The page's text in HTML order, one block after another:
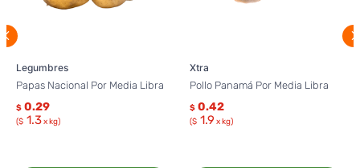
Legumbres
Papas Nacional Por Media Libra
$ 0.29
($ 1.3x kg)
Xtra
Pollo Panamá Por Media Libra
$ 0.42
($ 1.9 x kg)